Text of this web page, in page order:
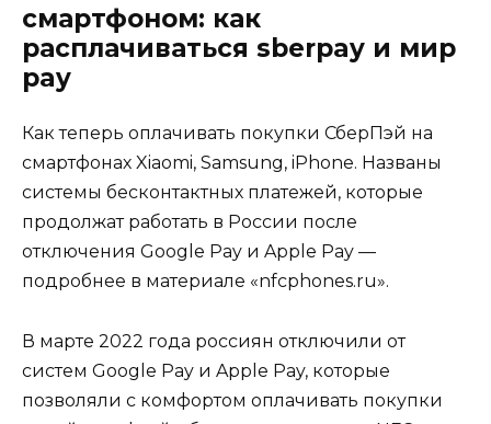
смартфоном: как
расплачиваться sberpay и мир
pay
Как теперь оплачивать покупки СберПэй на
смартфонах Xiaomi, Samsung, iPhone. Названы
системы бесконтактных платежей, которые
продолжат работать в России после
отключения Google Pay и Apple Pay —
подробнее в материале «nfcphones.ru».
В марте 2022 года россиян отключили от
систем Google Pay и Apple Pay, которые
позволяли с комфортом оплачивать покупки